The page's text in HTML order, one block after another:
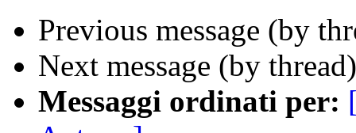
Previous message (by
Next message (by
Messaggi ordinati per: